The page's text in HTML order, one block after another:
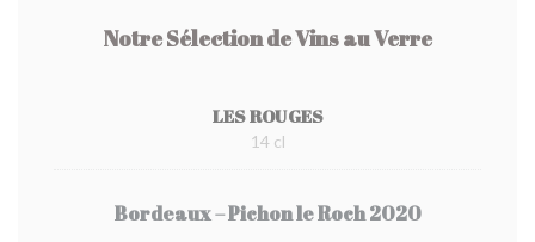
Notre Sélection de Vins au Verre
LES ROUGES
14 cl
Bordeaux – Pichon le Roch 2020